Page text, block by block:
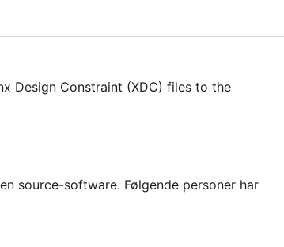
Design Constraint (XDC) files to the
source-software. Følgende personer har